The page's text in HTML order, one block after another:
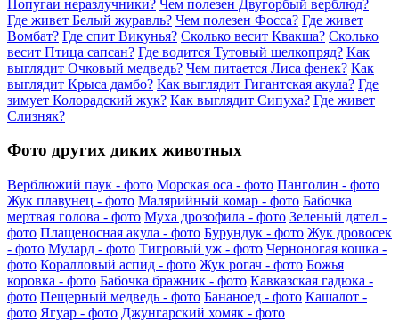
Попугаи неразлучники? Чем полезен Двугорбый верблюд?
Где живет Белый журавль? Чем полезен Фосса? Где живет
Вомбат? Где спит Викунья? Сколько весит Квакша? Сколько
весит Птица сапсан? Где водится Тутовый шелкопряд? Как
выглядит Очковый медведь? Чем питается Лиса фенек? Как
выглядит Крыса дамбо? Как выглядит Гигантская акула? Где
зимует Колорадский жук? Как выглядит Сипуха? Где живет
Слизняк?
Фото других диких животных
Верблюжий паук - фото Морская оса - фото Панголин - фото
Жук плавунец - фото Малярийный комар - фото Бабочка
мертвая голова - фото Муха дрозофила - фото Зеленый дятел -
фото Плащеносная акула - фото Бурундук - фото Жук дровосек
- фото Мулард - фото Тигровый уж - фото Черноногая кошка -
фото Коралловый аспид - фото Жук рогач - фото Божья
коровка - фото Бабочка бражник - фото Кавказская гадюка -
фото Пещерный медведь - фото Бананоед - фото Кашалот -
фото Ягуар - фото Джунгарский хомяк - фото